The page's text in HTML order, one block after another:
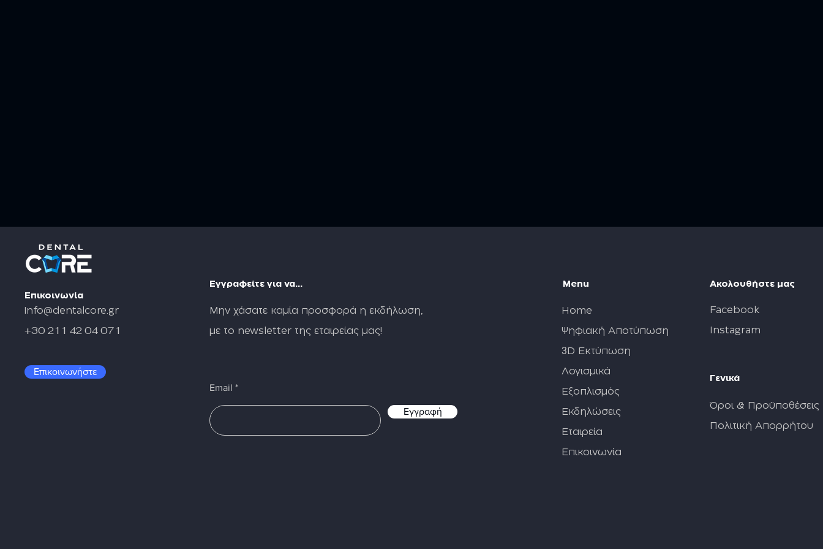
Επικοινωνία
info@dentalcore.gr
+30 211 42 04 071
Επικοινωνήστε
Εγγραφείτε για να...
Μην χάσατε καμία προσφορά η εκδήλωση,
με το newsletter της εταιρείας μας!
Email
Εγγραφή
Menu
Home
Ψηφιακή Αποτύπωση
3 D Εκτύπωση
Λογισμικά
Εξοπλισμός
Εκδηλώσεις
Εταιρεία
Επικοινωνία
Ακολουθήστε μας
Facebook
Instagram
Γενικά
Όροι & Προϋποθέσεις
Πολιτική Απορρήτου